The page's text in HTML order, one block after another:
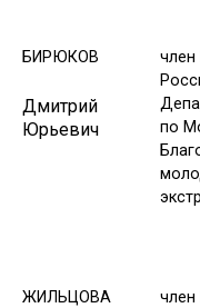
БИРЮКОВ
Дмитрий
Юрьевич
по
ЖИЛЬЦОВА